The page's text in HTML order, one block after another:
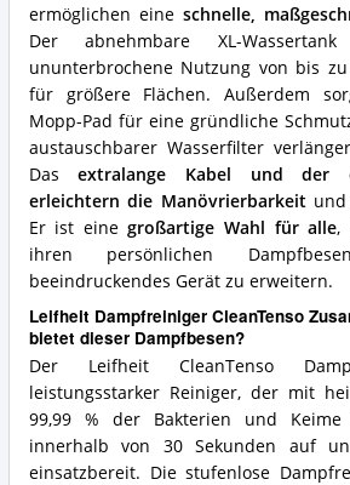
ermöglichen eine schnelle,
Der abnehmbare XL-
ununterbrochene Nutzung von bis
für größere Flächen. Außerdem
Mopp-Pad für eine gründliche
austauschbarer Wasserfilter
Dasextralange Kabel und der
erleichtern die Manövrierbarkeitund
Er ist einegroßartige Wahl für alle,
ihren persönlichen
beeindruckendes Gerät zu erweitern.
Leifheit Dampfreiniger CleanTenso
bietet dieser Dampfbesen?
Der Leifheit CleanTenso
leistungsstarker Reiniger, der mit
99,99 % der Bakterien und
innerhalb von 30 Sekunden auf
einsatzbereit. Die stufenlose